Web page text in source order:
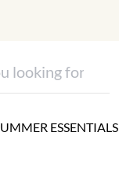
ESSENTIALS